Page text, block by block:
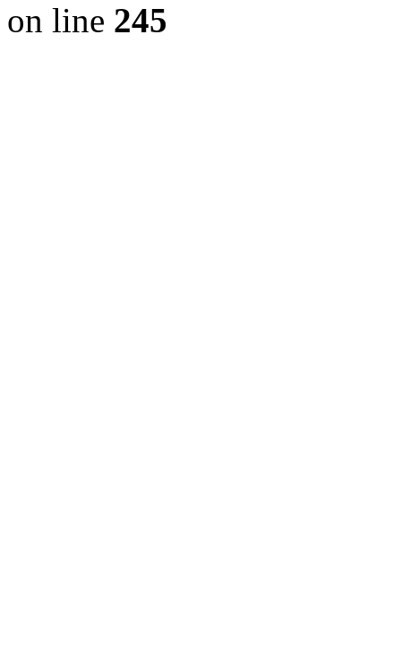
on line 245